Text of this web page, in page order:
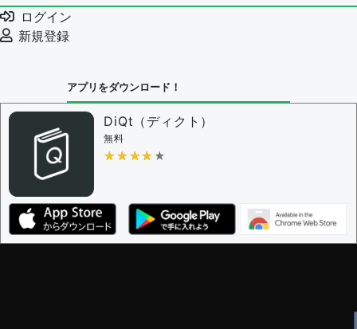
ログイン
新規登録
アプリをダウンロード！
DiQt（ディクト）
無料
★★★★★
★★★★★